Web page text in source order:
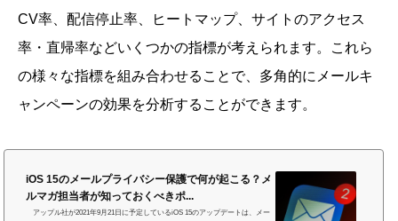
CV率、配信停止率、ヒートマップ、サイトのアクセス
率・直帰率などいくつかの指標が考えられます。これら
の様々な指標を組み合わせることで、多角的にメールキ
ャンペーンの効果を分析することができます。
iOS 15のメールプライバシー保護で何が起こる？メ
ルマガ担当者が知っておくべきポ...
アップル社が2021年9月21日に予定しているiOS 15のアップデートは、メー